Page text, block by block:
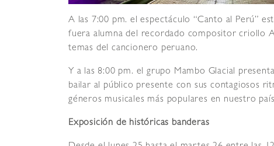
A las 7:00 pm. el espectáculo “Canto al Perú”
fuera alumna del recordado compositor criollo
temas del cancionero peruano.
Y a las 8:00 pm. el grupo Mambo Glacial
bailar al público presente con sus contagiosos
géneros musicales más populares en nuestro
Exposición de históricas banderas